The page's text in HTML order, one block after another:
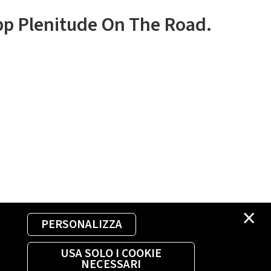
×
PERSONALIZZA
USA SOLO I COOKIE
NECESSARI
Plenitude On The Road.